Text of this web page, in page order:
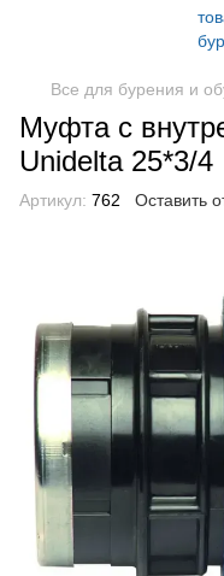
Все для бурения и
Муфта с
Unidelta 25*3/4
Артикул: 762 Оставить